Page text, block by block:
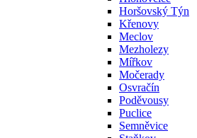
Horšovský Týn
Křenovy
Meclov
Mezholezy
Mířkov
Močerady
Osvračín
Poděvousy
Puclice
Semněvice